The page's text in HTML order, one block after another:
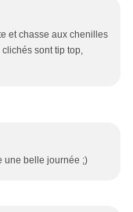
et chasse aux chenilles
sont tip top,
une belle journée ;)